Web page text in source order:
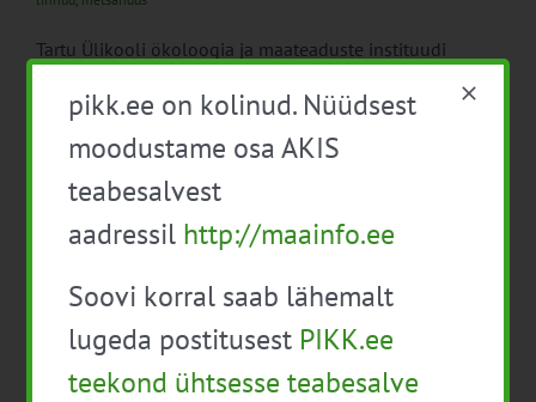
Tartu Ülikooli ökoloogia ja maateaduste instituudi
segametsa lageraiumine muudab sealse linnustiku
oluliselt vaesemaks.
“Kaduva maailma lävel” | Lindbergi turbasammal
18. november 2021 | Kategooriad:Keskkond, Uudised | Sildid:
kliimamuutused
liigirikkus
pikk.ee on kolinud. Nüüdsest
moodustame osa AKIS
teabesalvest
aadressil http://maainfo.ee
Soovi korral saab lähemalt
lugeda postitusest PIKK.ee
teekond ühtsesse teabesalve